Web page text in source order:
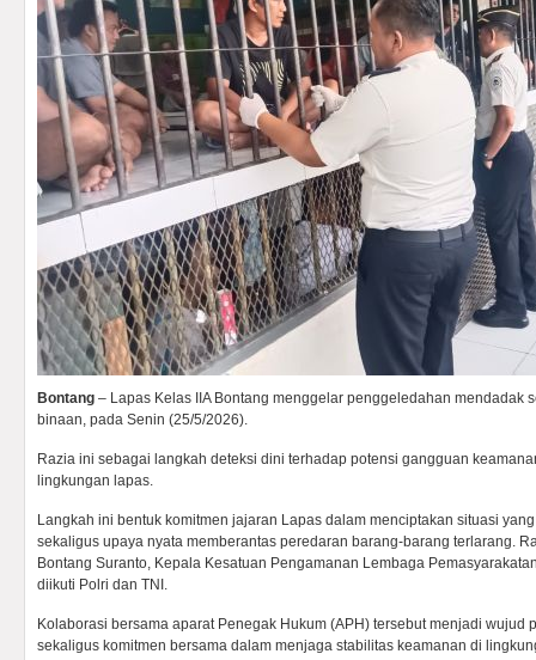
Bontang – Lapas Kelas IIA Bontang menggelar penggeledahan mendadak
binaan, pada Senin (25/5/2026).
Razia ini sebagai langkah deteksi dini terhadap potensi gangguan
lingkungan lapas.
Langkah ini bentuk komitmen jajaran Lapas dalam menciptakan situasi
sekaligus upaya nyata memberantas peredaran barang-barang terlarang.
Bontang Suranto, Kepala Kesatuan Pengamanan Lembaga
diikuti Polri dan TNI.
Kolaborasi bersama aparat Penegak Hukum (APH) tersebut menjadi wujud
sekaligus komitmen bersama dalam menjaga stabilitas keamanan di